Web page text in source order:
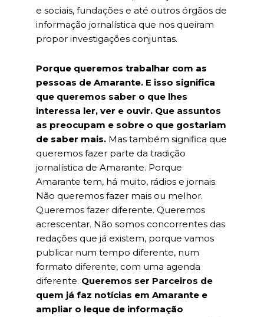
e sociais, fundações e até outros órgãos de
informação jornalística que nos queiram
propor investigações conjuntas.
Porque queremos trabalhar com as
pessoas de Amarante. E isso significa
que queremos saber o que lhes
interessa ler, ver e ouvir. Que assuntos
as preocupam e sobre o que gostariam
de saber mais.Mas também significa que
queremos fazer parte da tradição
jornalística de Amarante. Porque
Amarante tem, há muito, rádios e jornais.
Não queremos fazer mais ou melhor.
Queremos fazer diferente. Queremos
acrescentar. Não somos concorrentes das
redações que já existem, porque vamos
publicar num tempo diferente, num
formato diferente, com uma agenda
diferente. Queremos ser Parceiros de
quem já faz notícias em Amarante e
ampliar o leque de informação